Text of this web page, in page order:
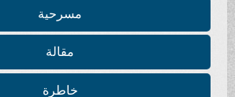
مسرحية
مقالة
خاطرة